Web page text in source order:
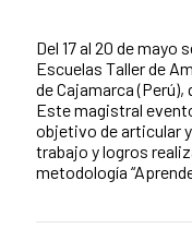
Del 17 al 20 de mayo
Escuelas Taller de
de Cajamarca (Perú),
Este magistral
objetivo de articular
trabajo y logros
metodología